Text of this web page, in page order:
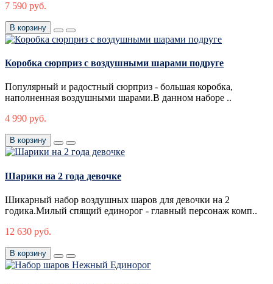
7 590 руб.
В корзину
Коробка сюрприз с воздушными шарами подруге
Популярный и радостный сюрприз - большая коробка,
наполненная воздушными шарами.В данном наборе ..
4 990 руб.
В корзину
Шарики на 2 года девочке
Шикарный набор воздушных шаров для девочки на 2
годика.Милый спящий единорог - главный персонаж комп..
12 630 руб.
В корзину